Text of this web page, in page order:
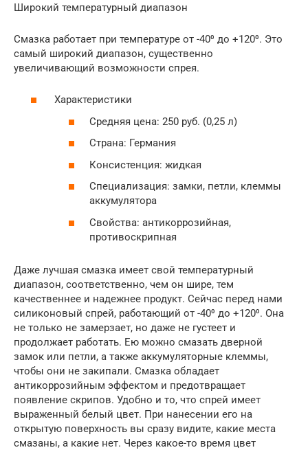
Широкий температурный диапазон
Смазка работает при температуре от -40⁰ до +120⁰. Это
самый широкий диапазон, существенно
увеличивающий возможности спрея.
Характеристики
Средняя цена: 250 руб. (0,25 л)
Страна: Германия
Консистенция: жидкая
Специализация: замки, петли, клеммы
аккумулятора
Свойства: антикоррозийная,
противоскрипная
Даже лучшая смазка имеет свой температурный
диапазон, соответственно, чем он шире, тем
качественнее и надежнее продукт. Сейчас перед нами
силиконовый спрей, работающий от -40⁰ до +120⁰. Она
не только не замерзает, но даже не густеет и
продолжает работать. Ею можно смазать дверной
замок или петли, а также аккумуляторные клеммы,
чтобы они не закипали. Смазка обладает
антикоррозийным эффектом и предотвращает
появление скрипов. Удобно и то, что спрей имеет
выраженный белый цвет. При нанесении его на
открытую поверхность вы сразу видите, какие места
смазаны, а какие нет. Через какое-то время цвет